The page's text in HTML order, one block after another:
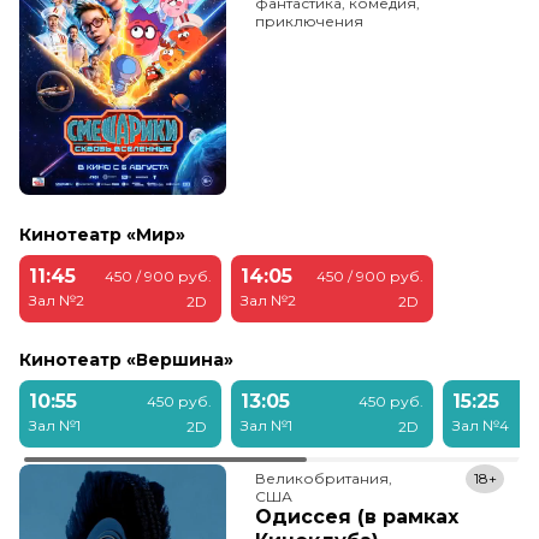
приключения
Кинотеатр «Мир»
11:45
Зал №2
450 / 900 руб.
2D
14:05
Зал №2
450 / 900 руб.
2D
Кинотеатр «Вершина»
10:55
Зал №1
450 руб.
2D
13:05
Зал №1
450 руб.
2D
15:25
Зал №4
Великобритания,
США
Одиссея (в рамках
18+